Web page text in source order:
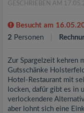
GESCHRIEBEN AM
Besucht am
2 Personen
Zur Spargelzeit kehren
Gutsschänke
Hotel-Restaurant mit
locken, dafür gibt es in
verlockendere
aber lohnt sich eine